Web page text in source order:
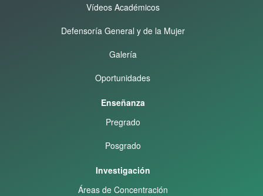
Vídeos Académicos
Defensoría General y de la Mujer
Galería
Oportunidades
Enseñanza
Pregrado
Posgrado
Investigación
Áreas de Concentración